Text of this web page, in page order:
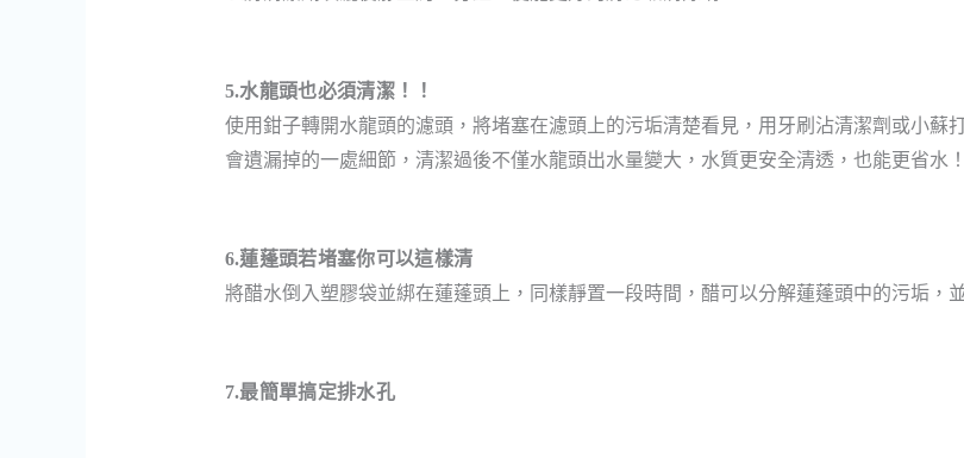
5.水龍頭也必須清潔！！
使用鉗子轉開水龍頭的濾頭 ， 將堵塞在濾頭上的污垢清楚看見， 用牙刷沾清潔劑或小蘇
會遺漏掉的一處細節，清潔過後不僅水龍頭出水量變大，水質更安全清透，也能更省水！
6.蓮蓬頭若堵塞你可以這樣清
將醋水倒入塑膠袋並綁在蓮蓬頭上 ， 同樣靜置一段時間，醋可以分解蓮蓬頭中的污垢，
7.最簡單搞定排水孔